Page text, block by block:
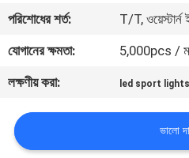
করুন
উদ্ধৃতির
জন্য
পরিশোধের শর্ত:
T/T,
যোগানের ক্ষমতা:
5,000pcs /
লক্ষণীয় করা:
led sport lights
ভালো